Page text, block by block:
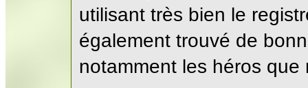
utilisant très bien le
également trouvé de
notamment les héros